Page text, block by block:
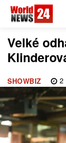
Velké
SHOWBIZ 2